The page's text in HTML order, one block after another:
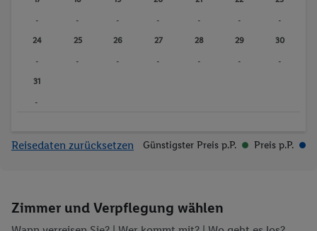
- - - - - -
-
24
-
25
-
26
-
27
-
28
-
29
-
30
-
31
-
Reisedaten zurücksetzen Günstigster Preis p.P. Preis p.P.
Zimmer und Verpflegung wählen